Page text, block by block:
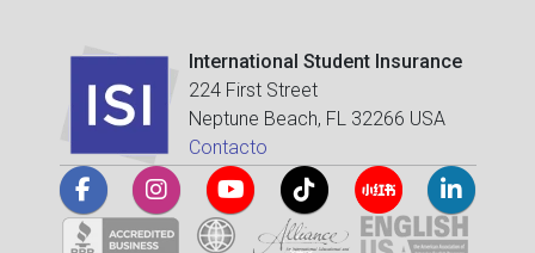
International Student Insurance
224 First Street
Neptune Beach, FL 32266 USA
Contacto